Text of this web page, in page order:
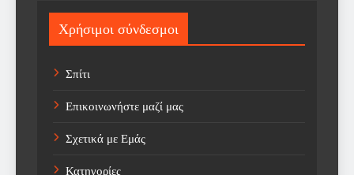
Sport
Sports
Technology
Trending
Weather
Χρήσιμοι σύνδεσμοι
Σπίτι
Επικοινωνήστε μαζί μας
Σχετικά με Εμάς
Κατηγορίες